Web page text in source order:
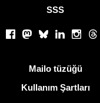
SSS
Facebook
Mastodon
BlueskyLinkedIn
Mailo tüzüğü
Kullanım Şartları